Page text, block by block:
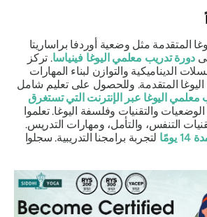
المتقدمة مثل وضعية أوردفا براساريتا
دورة تدريب معلمي اليوغا فينياسا. تركز
الديناميكية والتوازن لبناء المهارات
المتقدمة. وللحصول على تعليم شامل
اليوغا عبر الإنترنت التي تستغرق
والتقنيات وفلسفة اليوغا. تعلموا
التنفس، والتأمل، ومهارات التدريس.
لتجربة برامجنا التدريبية. سجلوا